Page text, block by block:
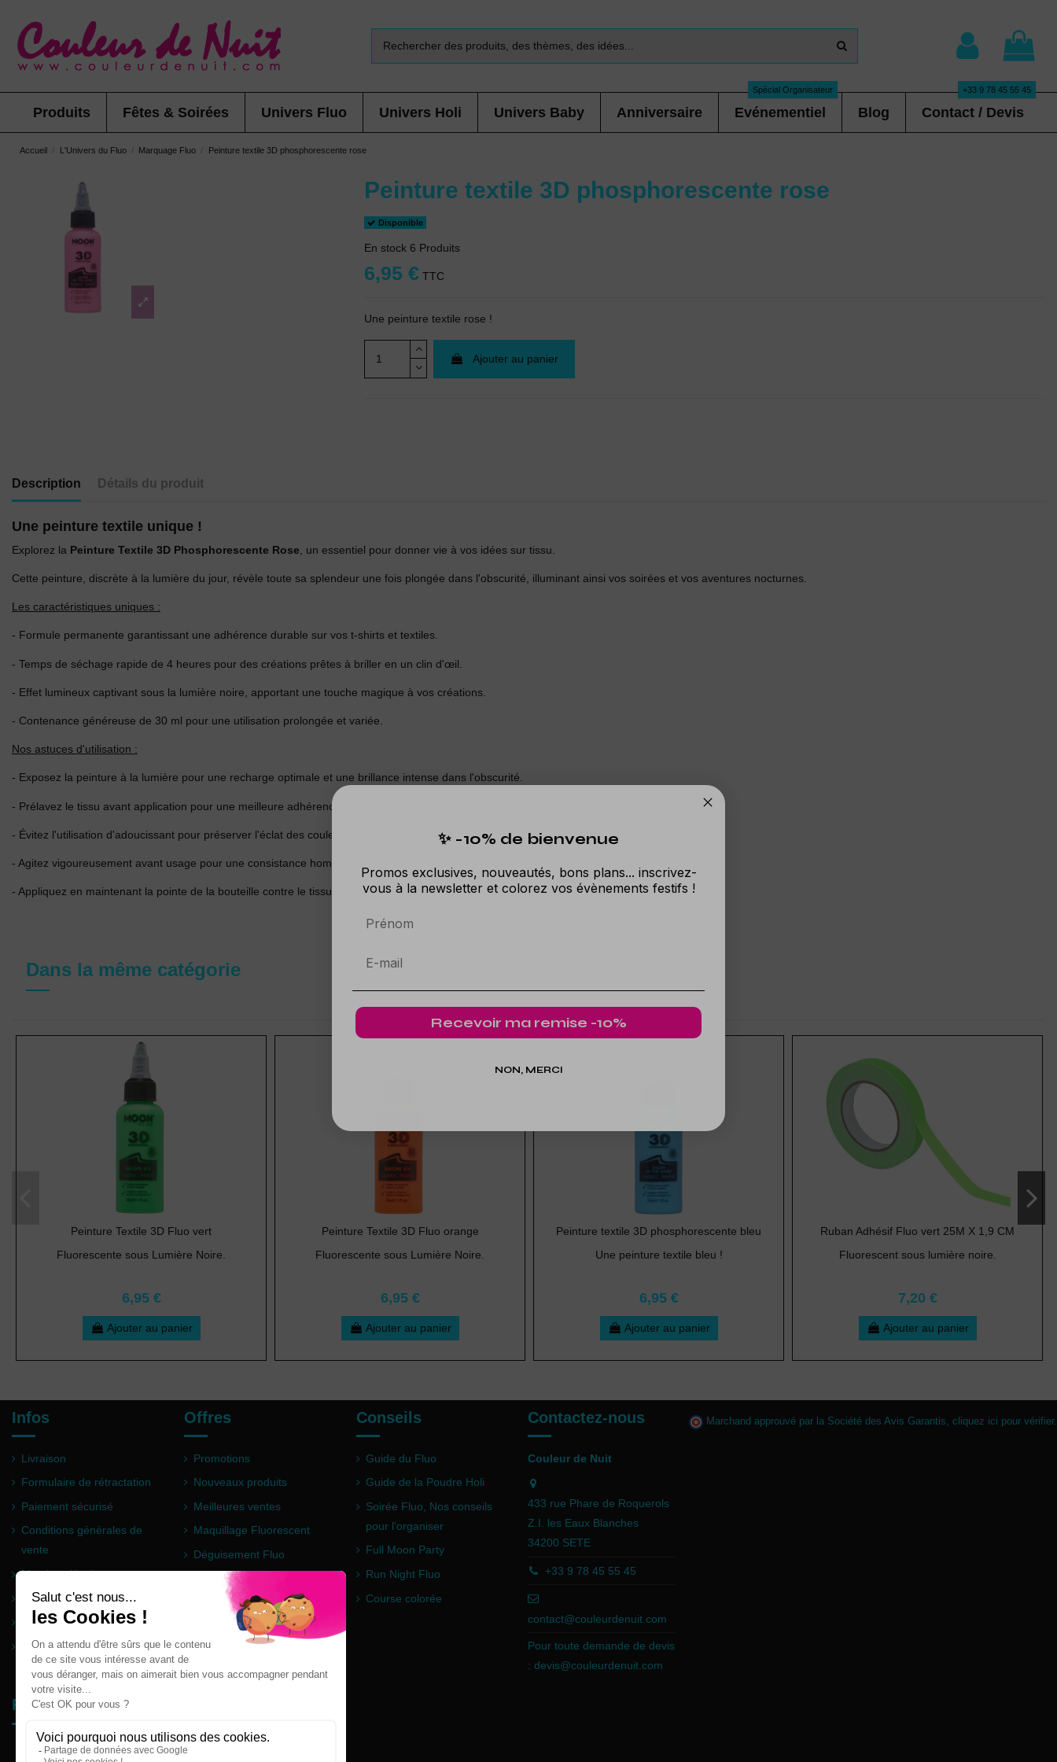
Produits Fêtes & Soirées Univers Fluo Univers Holi Univers Baby Anniversaire Evénementiel
Spécial Organisateur
Blog Contact / Devis
+33 9 78 45 55 45
Accueil L'Univers du Fluo Marquage Fluo Peinture textile 3D phosphorescente rose
Peinture textile 3D phosphorescente rose
Disponible
En stock 6 Produits
6,95 € TTC
Une peinture textile rose !
Ajouter au panier
Description Détails du produit
Une peinture textile unique !
Explorez la Peinture Textile 3D Phosphorescente Rose , un essentiel pour donner vie à vos idées sur tissu.
Cette peinture, discrète à la lumière du jour, révèle toute sa splendeur une fois plongée dans l'obscurité, illuminant ainsi vos soirées et vos aventures nocturnes.
Les caractéristiques uniques :
- Formule permanente garantissant une adhérence durable sur vos t-shirts et textiles.
- Temps de séchage rapide de 4 heures pour des créations prêtes à briller en un clin d'œil.
- Effet lumineux captivant sous la lumière noire, apportant une touche magique à vos créations.
- Contenance généreuse de 30 ml pour une utilisation prolongée et variée.
Nos astuces d'utilisation :
- Exposez la peinture à la lumière pour une recharge optimale et une brillance intense dans l'obscurité.
- Prélavez le tissu avant application pour une meilleure adhérence.
- Évitez l'utilisation d'adoucissant pour préserver l'éclat des couleurs.
- Agitez vigoureusement avant usage pour une consistance homogène.
- Appliquez en maintenant la pointe de la bouteille contre le tissu, puis pressez doucement pour libérer toute votre créativité.
Dans la même catégorie
Peinture Textile 3D Fluo vert
Fluorescente sous Lumière Noire.
6,95 €
Ajouter au panier
Peinture Textile 3D Fluo orange
Fluorescente sous Lumière Noire.
6,95 €
Ajouter au panier
Peinture textile 3D phosphorescente bleu
Une peinture textile bleu !
6,95 €
Ajouter au panier
Ruban Adhésif Fluo vert 25M X 1,9 CM
Fluorescent sous lumière noire.
7,20 €
Ajouter au panier
Infos
Livraison
Formulaire de rétractation
Paiement sécurisé
Conditions générales de
vente
Mentions légales
Questions fréquentes
Partenaires
Plan du site
Offres
Promotions
Nouveaux produits
Meilleures ventes
Maquillage Fluorescent
Déguisement Fluo
Poudre Holi
Conseils
Guide du Fluo
Guide de la Poudre Holi
Soirée Fluo, Nos conseils
pour l'organiser
Full Moon Party
Run Night Fluo
Course colorée
Contactez-nous
Couleur de Nuit
433 rue Phare de Roquerols
Z.I. les Eaux Blanches
34200 SETE
+33 9 78 45 55 45
contact@couleurdenuit.com
Pour toute demande de devis
:devis@couleurdenuit.com
Marchand approuvé par la Société des Avis Garantis, cliquez ici pour vérifier.
Follow us
✨ -10% de bienvenue
Promos exclusives, nouveautés, bons plans... inscrivez-
vous à la newsletter et colorez vos évènements festifs !
Prénom
Recevoir ma remise -10%
NON, MERCI